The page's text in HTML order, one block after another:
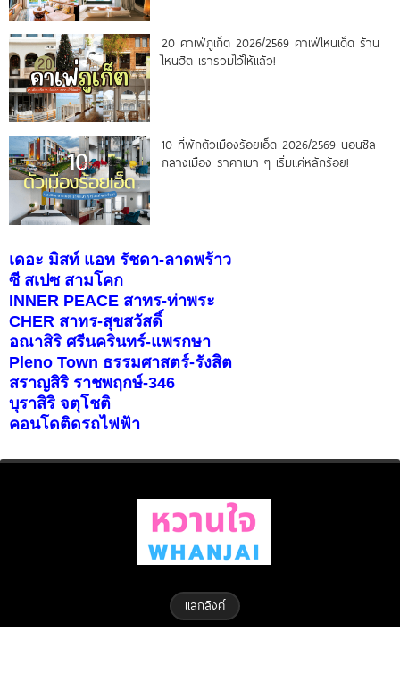
20 คาเฟ่ภูเก็ต 2026/2569 คาเฟ่ไหนเด็ด ร้าน
ไหนฮิต เรารวมไว้ให้แล้ว!
10 ที่พักตัวเมืองร้อยเอ็ด 2026/2569 นอนชิล
กลางเมือง ราคาเบา ๆ เริ่มแค่หลักร้อย!
เดอะ มิสท์ แอท รัชดา-ลาดพร้าว
ซี สเปซ สามโคก
INNER PEACE สาทร-ท่าพระ
CHER สาทร-สุขสวัสดิ์
อณาสิริ ศรีนครินทร์-แพรกษา
Pleno Town ธรรมศาสตร์-รังสิต
สราญสิริ ราชพฤกษ์-346
บุราสิริ จตุโชติ
คอนโดติดรถไฟฟ้า
แลกลิงค์